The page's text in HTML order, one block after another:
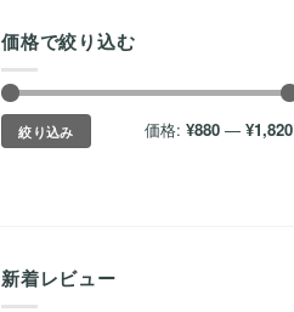
価格で絞り込む
最
価
最
価
絞り込み 価格: ¥880 — ¥1,820
新着レビュー